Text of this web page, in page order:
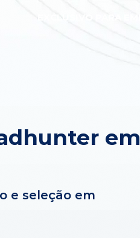
em
e seleção em